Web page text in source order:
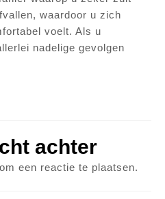
waardoor u zich
voelt. Als u
nadelige gevolgen
achter
om een reactie te plaatsen.